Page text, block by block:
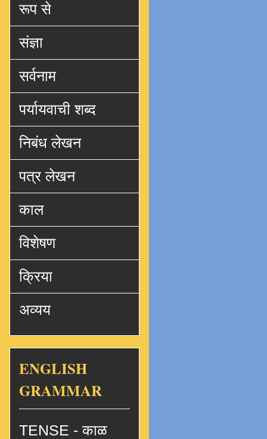
रूप से
संज्ञा
सर्वनाम
पर्यायवाची शब्द
निबंध लेखन
पत्र लेखन
काल
विशेषण
क्रिया
अव्यय
ENGLISH
GRAMMAR
TENSE - काळ